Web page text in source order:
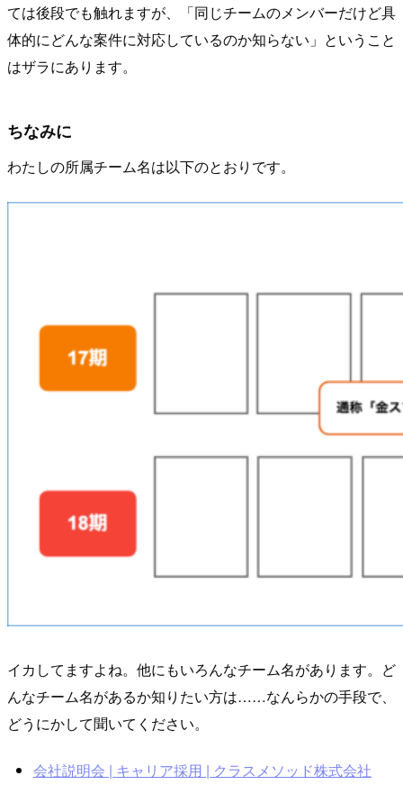
ては後段でも触れますが、「同じチームのメンバーだけど具
体的にどんな案件に対応しているのか知らない」ということ
はザラにあります。
ちなみに
わたしの所属チーム名は以下のとおりです。
イカしてますよね。他にもいろんなチーム名があります。ど
んなチーム名があるか知りたい方は……なんらかの手段で、
どうにかして聞いてください。
会社説明会 | キャリア採用 | クラスメソッド株式会社